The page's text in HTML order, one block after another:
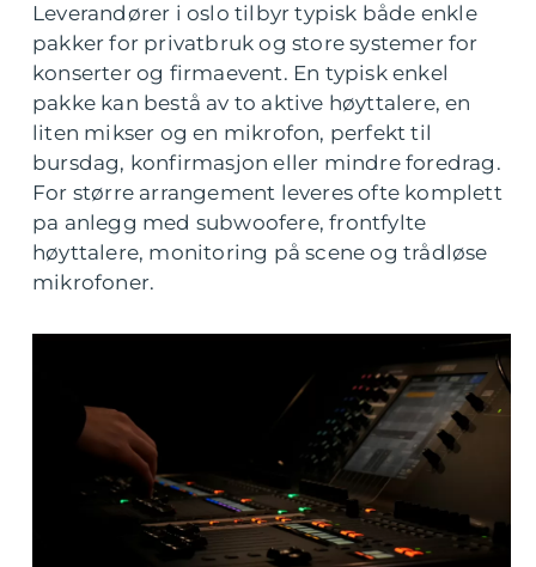
Leverandører i oslo tilbyr typisk både enkle
pakker for privatbruk og store systemer for
konserter og firmaevent. En typisk enkel
pakke kan bestå av to aktive høyttalere, en
liten mikser og en mikrofon, perfekt til
bursdag, konfirmasjon eller mindre foredrag.
For større arrangement leveres ofte komplett
pa anlegg med subwoofere, frontfylte
høyttalere, monitoring på scene og trådløse
mikrofoner.